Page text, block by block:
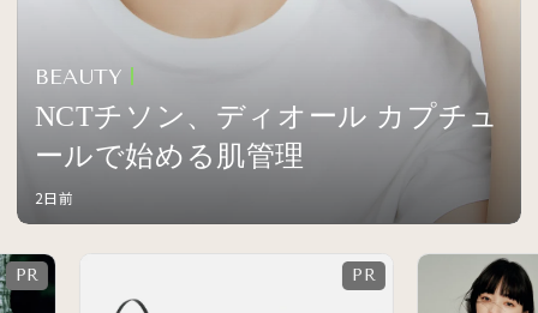
BEAUTY
NCTチソン、ディオール カプチュ
ールで始める肌管理
2日前